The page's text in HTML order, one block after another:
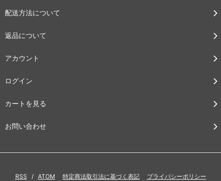
配送方法について
返品について
アカウント
ログイン
カートを見る
お問い合わせ
RSS / ATOM 特定商法取引法に基づく表記 プライバシーポリシー